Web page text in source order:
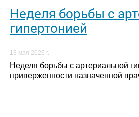
Неделя борьбы с
гипертонией
13 мая 2026 г.
Неделя борьбы с артериальной
приверженности назначенной